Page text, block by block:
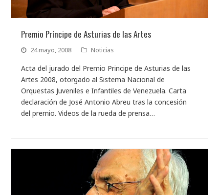
Premio Príncipe de Asturias de las Artes
24 mayo, 2008 Noticias
Acta del jurado del Premio Principe de Asturias de las
Artes 2008, otorgado al Sistema Nacional de
Orquestas Juveniles e Infantiles de Venezuela. Carta
declaración de José Antonio Abreu tras la concesión
del premio. Videos de la rueda de prensa…